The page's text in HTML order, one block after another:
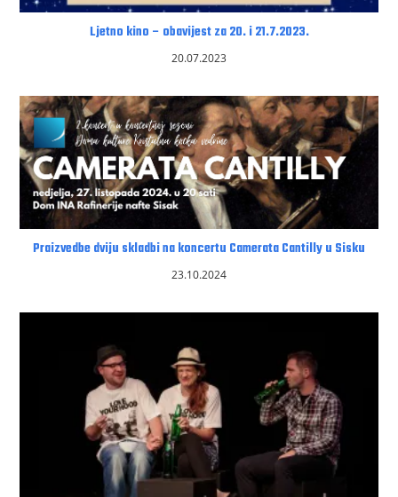
Ljetno kino – obavijest za 20. i 21.7.2023.
20.07.2023
Praizvedbe dviju skladbi na koncertu Camerata Cantilly u Sisku
23.10.2024